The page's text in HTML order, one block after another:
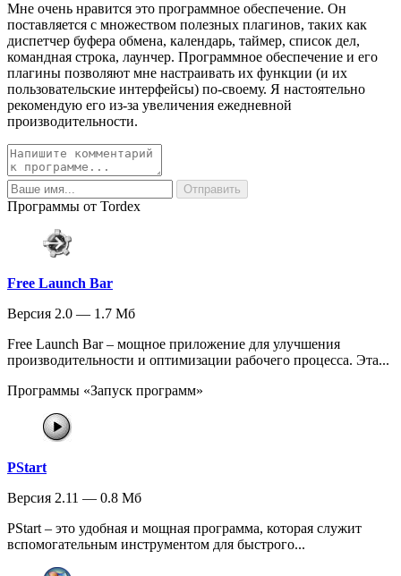
Мне очень нравится это программное обеспечение. Он
поставляется с множеством полезных плагинов, таких как
диспетчер буфера обмена, календарь, таймер, список дел,
командная строка, лаунчер. Программное обеспечение и его
плагины позволяют мне настраивать их функции (и их
пользовательские интерфейсы) по-своему. Я настоятельно
рекомендую его из-за увеличения ежедневной
производительности.
Программы от Tordex
Free Launch Bar
Версия 2.0 — 1.7 Мб
Free Launch Bar – мощное приложение для улучшения
производительности и оптимизации рабочего процесса. Эта...
Программы «Запуск программ»
PStart
Версия 2.11 — 0.8 Мб
PStart – это удобная и мощная программа, которая служит
вспомогательным инструментом для быстрого...